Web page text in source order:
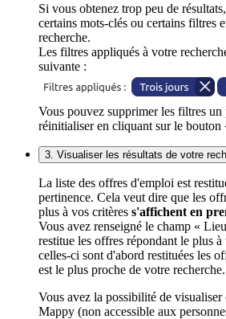
Si vous obtenez trop peu de
certains mots-clés ou certains filtres
recherche.
Les filtres appliqués à votre
suivante :
Vous pouvez supprimer les filtres un
réinitialiser en cliquant sur le bouton
3. Visualiser les résultats de votre
La liste des offres d'emploi est
pertinence. Cela veut dire que les
plus à vos critères s'affichent en
Vous avez renseigné le champ «
restitue les offres répondant le plus
celles-ci sont d'abord restituées les
est le plus proche de votre recherche.
Vous avez la possibilité de
Mappy (non accessible aux